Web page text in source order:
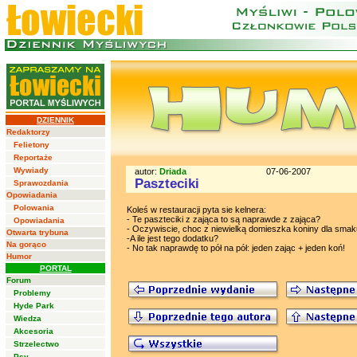
DZIENNIK
Redaktorzy
Felietony
Reportaże
Wywiady
Sprawozdania
Opowiadania
Polowania
Opowiadania
Otwarta trybuna
Na gorąco
Humor
PORTAL
Forum
Problemy
Hyde Park
Wiedza
Akcesoria
Strzelectwo
autor: Driada 07-06-2007
Paszteciki
Koleś w restauracji pyta sie kelnera:
- Te paszteciki z zająca to są naprawde z zająca?
- Oczywiscie, choc z niewielką domieszka koniny dla
-A ile jest tego dodatku?
- No tak naprawdę to pół na pół: jeden zając + jeden koń!